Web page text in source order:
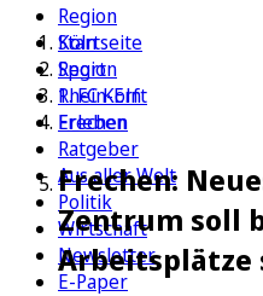
Region
Köln
Sport
1. FC Köln
Erleben
Ratgeber
Aus aller Welt
Politik
Wirtschaft
Newsletter
E-Paper
Startseite
Region
Rhein-Erft
Frechen
Frechen:
Zentrum soll
Arbeitsplätze